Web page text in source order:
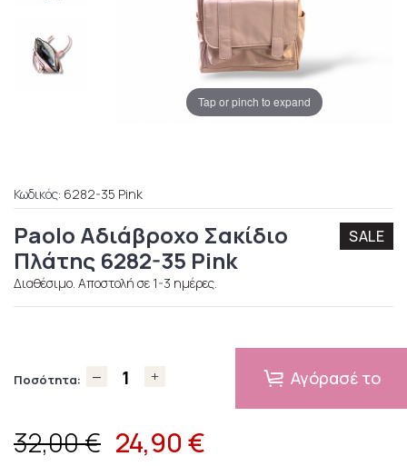
Tap or pinch to expand
Κωδικός: 6282-35 Pink
Paolo Αδιάβροχο Σακίδιο
Πλάτης 6282-35 Pink
SALE
Διαθέσιμο. Αποστολή σε 1-3 ημέρες.
Ποσότητα: Αγόρασέ το
32,00 € 24,90 €